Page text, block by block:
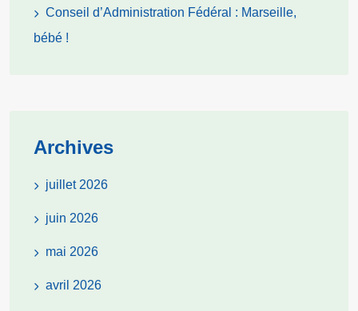
Conseil d’Administration Fédéral : Marseille,
bébé !
Archives
juillet 2026
juin 2026
mai 2026
avril 2026